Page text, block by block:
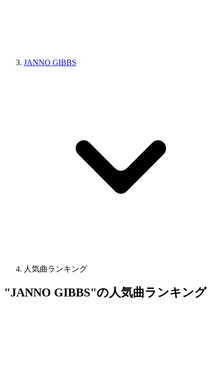
JANNO GIBBS
人気曲ランキング
"JANNO GIBBS"の人気曲ランキング